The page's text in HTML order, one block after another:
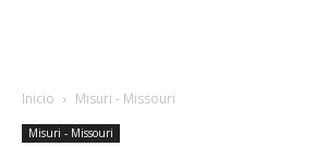
Inicio Misuri - Missouri
Misuri - Missouri